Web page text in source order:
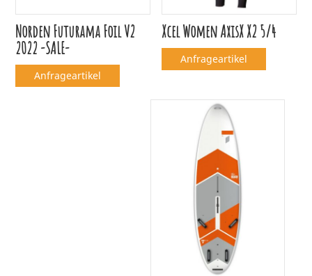
Norden Futurama Foil V2
2022 -SALE-
Anfrageartikel
Xcel Women AxisX X2 5/4
Anfrageartikel